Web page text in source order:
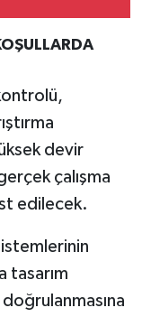
devir
çalışma
edilecek.
tasarım